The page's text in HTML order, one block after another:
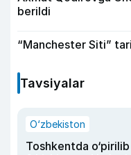
berildi
“Manchester Siti”
Tavsiyalar
O‘zbekiston
Toshkentda